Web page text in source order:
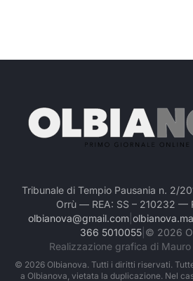
Tribunale di Tempio Pausania n. 2/
Orrù — REA: SS – 210232 —
olbianova@gmail.com
366 5010055| © 2026
Realizzazione grafica di
© 2026Olbianova. Tutti i diritti riservati.
a Olbianova, vietata la duplicazione. Nel